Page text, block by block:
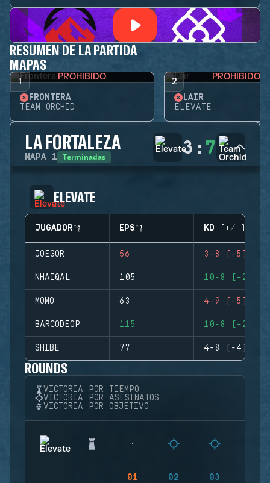
RESUMEN DE LA PARTIDA
MAPAS
1 PROHIBIDO
FRONTERA
TEAM ORCHID
2 PROHIBIDO
LAIR
ELEVATE
LA FORTALEZA
MAPA 1 Terminadas 3 : 7
ELEVATE
JUGADOR EPS KD (+/-)
JOEGOR 56 3-8 (-5)
NHAIQAL 105 10-8 (+2)
MOMO 63 4-9 (-5)
BARCODEOP 115 10-8 (+2)
SHIBE 77 4-8 (-4)
ROUNDS
VICTORIA POR TIEMPO
VICTORIA POR ASESINATOS
VICTORIA POR OBJETIVO
01 02 03